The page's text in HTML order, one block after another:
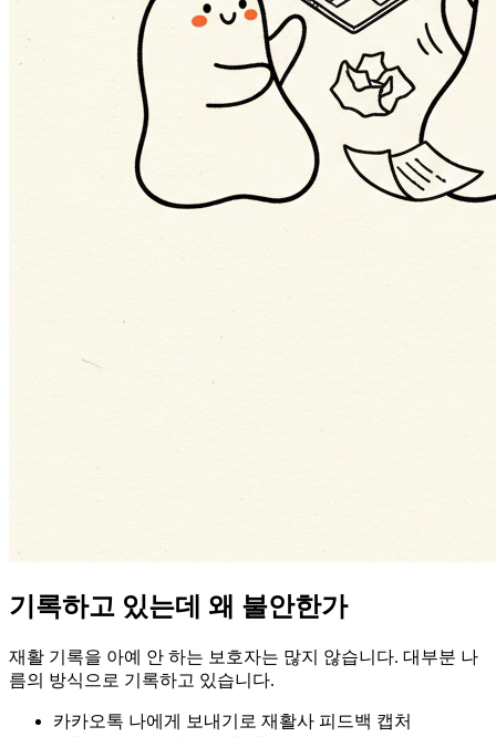
기록하고 있는데 왜 불안한가
재활 기록을 아예 안 하는 보호자는 많지 않습니다. 대부분 나
름의 방식으로 기록하고 있습니다.
카카오톡 나에게 보내기로 재활사 피드백 캡처